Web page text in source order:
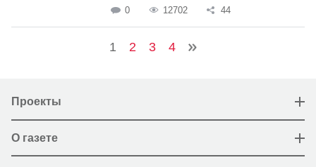
0 12702 44
1 2 3 4
Проекты
О газете